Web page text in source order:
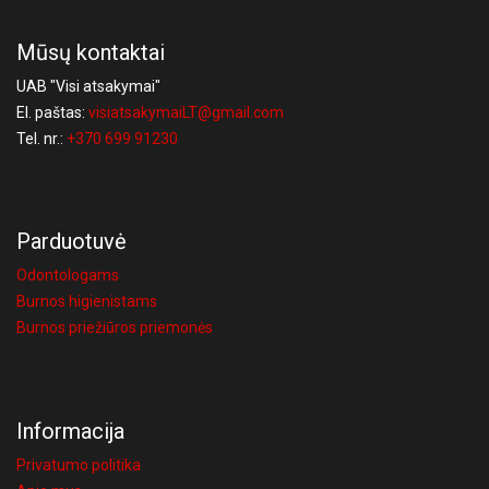
Mūsų kontaktai
UAB "Visi atsakymai"
El. paštas: visiatsakymaiLT@gmail.com
Tel. nr.: +370 699 91230
Parduotuvė
Odontologams
Burnos higienistams
Burnos priežiūros priemonės
Informacija
Privatumo politika